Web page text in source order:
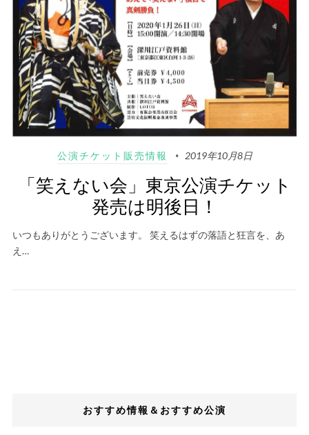
公演チケット販売情報 2019年10月8日
「笑えない会」東京公演チケット
発売は明後日！
いつもありがとうございます。 笑えるはずの落語と狂言を、あ
え…
おすすめ情報＆おすすめ公演